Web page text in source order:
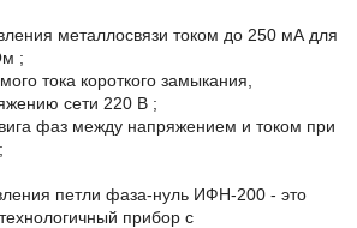
металлосвязи током до 250 мА для
;
тока короткого замыкания,
сети 220 В ;
фаз между напряжением и током при
петли фаза-нуль ИФН-200 - это
прибор с